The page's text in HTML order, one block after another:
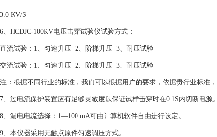
3.0 KV/S
6、HCDJC-100KV电压击穿试验仪试验方式：
直流试验：1、匀速升压 2、阶梯升压 3、耐压试验
交流试验：1、匀速升压 2、阶梯升压 3、耐压试验
注：根据不同行业的标准，我们可以根据用户的要求，依据贵行业标准
7、过电流保护装置应有足够灵敏度以保证试样击穿时在0.1S内切断电源
8、漏电电流选择：1—100 mA可由计算机软件自由进行设定。
9、本仪器采用无触点原件匀速调压方式。